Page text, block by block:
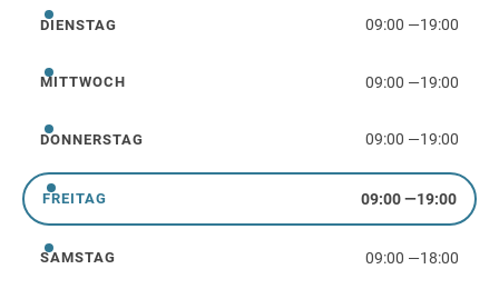
Dienstag
DIENSTAG 09:00 —19:00
Mittwoch
MITTWOCH 09:00 —19:00
Donnerstag
DONNERSTAG 09:00 —19:00
Freitag
FREITAG 09:00—19:00
Samstag
SAMSTAG 09:00 —18:00